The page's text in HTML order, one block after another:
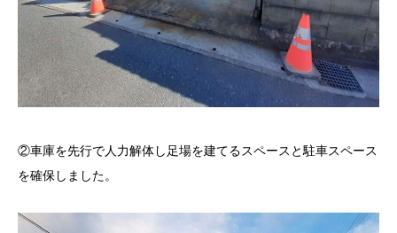
②車庫を先行で人力解体し足場を建てるスペースと駐車スペース
を確保しました。